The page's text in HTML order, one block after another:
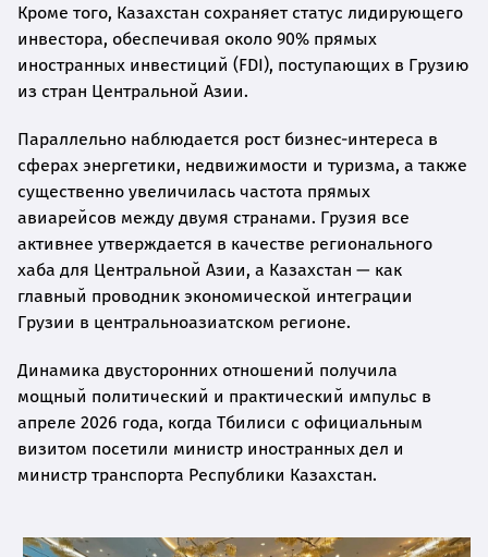
Кроме того, Казахстан сохраняет статус лидирующего
инвестора, обеспечивая около 90% прямых
иностранных инвестиций (FDI), поступающих в Грузию
из стран Центральной Азии.
Параллельно наблюдается рост бизнес-интереса в
сферах энергетики, недвижимости и туризма, а также
существенно увеличилась частота прямых
авиарейсов между двумя странами. Грузия все
активнее утверждается в качестве регионального
хаба для Центральной Азии, а Казахстан — как
главный проводник экономической интеграции
Грузии в центральноазиатском регионе.
Динамика двусторонних отношений получила
мощный политический и практический импульс в
апреле 2026 года, когда Тбилиси с официальным
визитом посетили министр иностранных дел и
министр транспорта Республики Казахстан.